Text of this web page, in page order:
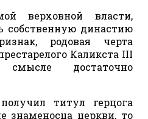
верховной власти,
собственную династию
родовая черта
Каликста III
достаточно
титул герцога
знаменосца церкви, то